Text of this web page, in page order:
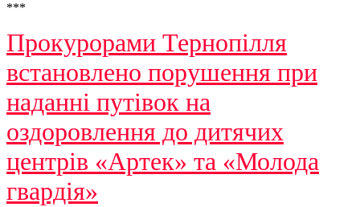
***
Прокурорами Тернопілля
встановлено порушення при
наданні путівок на
оздоровлення до дитячих
центрів «Артек» та «Молода
гвардія»